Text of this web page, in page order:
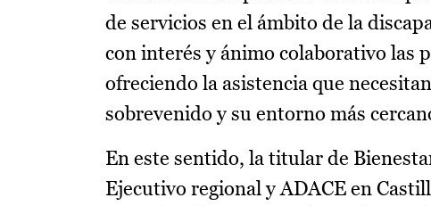
de servicios en el ámbito de la
con interés y ánimo colaborativo las
ofreciendo la asistencia que
sobrevenido y su entorno más
En este sentido, la titular de
Ejecutivo regional y ADACE en